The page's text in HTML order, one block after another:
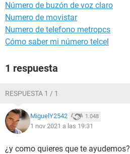
Número de buzón de voz claro
Numero de movistar
Numero de telefono metropcs
Cómo saber mi número telcel
1 respuesta
RESPUESTA 1 / 1
MiguelY2542 1.048
1 nov 2021 a las 19:31
¿y como quieres que te ayudemos?